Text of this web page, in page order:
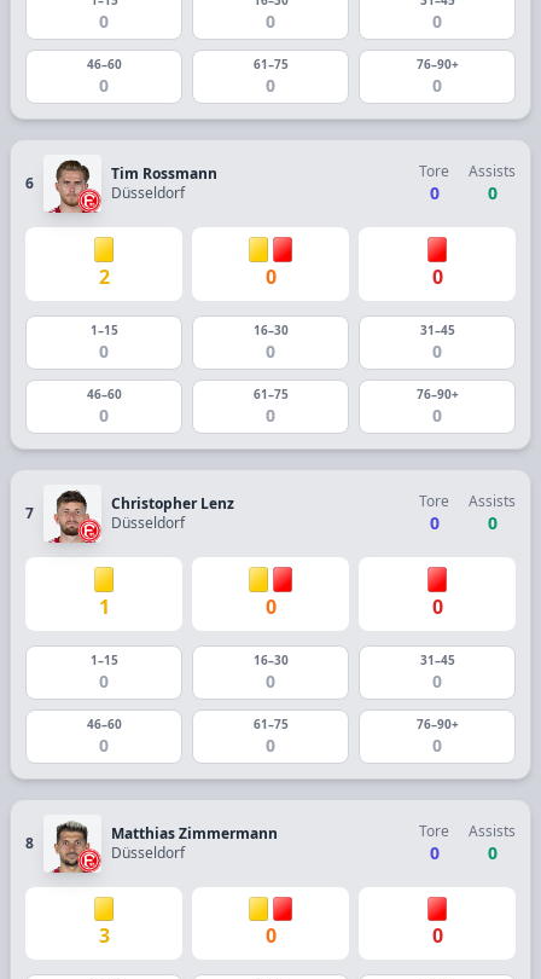
0 0 0
46–60
0
61–75
0
76–90+
0
6
Tim Rossmann
Düsseldorf
Tore
0
Assists
0
2 0 0
1–15
0
16–30
0
31–45
0
46–60
0
61–75
0
76–90+
0
7
Christopher Lenz
Düsseldorf
Tore
0
Assists
0
1 0 0
1–15
0
16–30
0
31–45
0
46–60
0
61–75
0
76–90+
0
8
Matthias Zimmermann
Düsseldorf
Tore
0
Assists
0
3 0 0